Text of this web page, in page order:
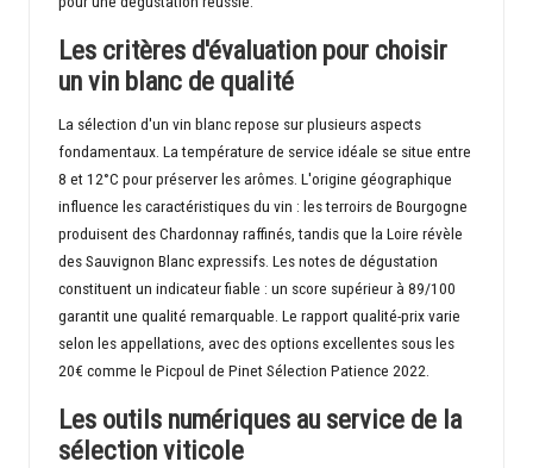
Les critères d'évaluation pour choisir
un vin blanc de qualité
La sélection d'un vin blanc repose sur plusieurs aspects
fondamentaux. La température de service idéale se situe entre
8 et 12°C pour préserver les arômes. L'origine géographique
influence les caractéristiques du vin : les terroirs de Bourgogne
produisent des Chardonnay raffinés, tandis que la Loire révèle
des Sauvignon Blanc expressifs. Les notes de dégustation
constituent un indicateur fiable : un score supérieur à 89/100
garantit une qualité remarquable. Le rapport qualité-prix varie
selon les appellations, avec des options excellentes sous les
20€ comme le Picpoul de Pinet Sélection Patience 2022.
Les outils numériques au service de la
sélection viticole